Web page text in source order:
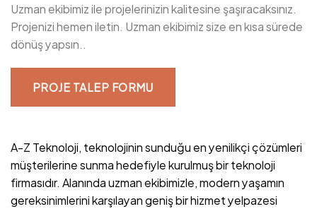
Uzman ekibimiz ile projelerinizin kalitesine şaşıracaksınız.
Projenizi hemen iletin. Uzman ekibimiz size en kısa sürede
dönüş yapsın..
PROJE TALEP FORMU
A-Z Teknoloji, teknolojinin sunduğu en yenilikçi çözümleri
müşterilerine sunma hedefiyle kurulmuş bir teknoloji
firmasıdır. Alanında uzman ekibimizle, modern yaşamın
gereksinimlerini karşılayan geniş bir hizmet yelpazesi